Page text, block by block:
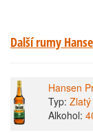
Další rumy
Hansen
Typ: Zlatý
Alkohol: